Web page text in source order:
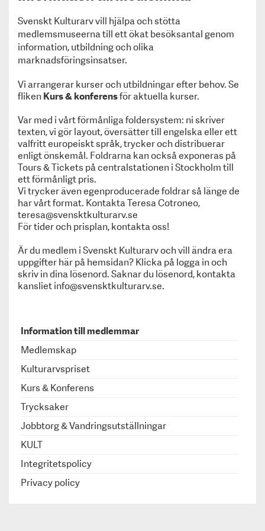
Nordiska museet tilldelas Kulturarvspriset 2024!
Kulturarvspriset 2023 tilldelas Rackstadmuseet!
Katrinetorp Landeri tilldelas Kulturarvspriset 2022!
Grenna museum tilldelas Kulturarvspriset 2021
Livrustkammaren tilldelas Kulturarvspriset 2020!
Sörmlands museum får Kulturarvspriset 2019!
har tilldelats Alexandra von Schwerin, Skarhult
Slott.
Museiföreningen Svenskt Kulturarvs årliga pris –
Kulturarvspriset har tilldelats Hallwylska museet.
Roligare historielektioner - med nya KulTur-spelet
Kulturarvspris till Mimmi Mannheimer och Kalmar
slott
Om oss
För medlemsmuseer
Medlemskap
Kulturarvspriset
Kurs & Konferens
Integritetspolicy
Appen Svenskt Kulturarv
Svenskt Kulturarv vill hjälpa och stötta
medlemsmuseerna till ett ökat besöksantal genom
information, utbildning och olika
marknadsföringsinsatser.
Vi arrangerar kurser och utbildningar efter behov. Se
flikenKurs & konferensför aktuella kurser.
Var med i vårt förmånliga foldersystem: ni skriver
texten, vi gör layout, översätter till engelska eller ett
valfritt europeiskt språk, trycker och distribuerar
enligt önskemål. Foldrarna kan också exponeras på
Tours & Tickets på centralstationen i Stockholm till
ett förmånligt pris.
Vi trycker även egenproducerade foldrar så länge de
har vårt format. Kontakta Teresa Cotroneo,
teresa@svensktkulturarv.se
För tider och prisplan, kontakta oss!
Är du medlem i Svenskt Kulturarv och vill ändra era
uppgifter här på hemsidan? Klicka på logga in och
skriv in dina lösenord. Saknar du lösenord, kontakta
kansliet info@svensktkulturarv.se.
Information till medlemmar
Medlemskap
Kulturarvspriset
Kurs & Konferens
Trycksaker
Jobbtorg & Vandringsutställningar
KULT
Integritetspolicy
Privacy policy